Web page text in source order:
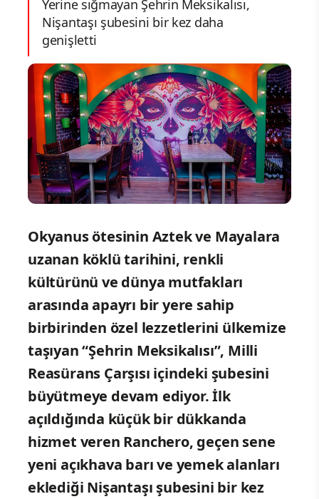
Yerine sığmayan Şehrin Meksikalısı,
Nişantaşı şubesini bir kez daha
genişletti
Okyanus ötesinin Aztek ve Mayalara
uzanan köklü tarihini, renkli
kültürünü ve dünya mutfakları
arasında apayrı bir yere sahip
birbirinden özel lezzetlerini ülkemize
taşıyan “Şehrin Meksikalısı”, Milli
Reasürans Çarşısı içindeki şubesini
büyütmeye devam ediyor. İlk
açıldığında küçük bir dükkanda
hizmet veren Ranchero, geçen sene
yeni açıkhava barı ve yemek alanları
eklediği Nişantaşı şubesini bir kez